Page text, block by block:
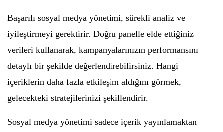
Başarılı sosyal medya yönetimi, sürekli analiz ve
iyileştirmeyi gerektirir. Doğru panelle elde ettiğiniz
verileri kullanarak, kampanyalarınızın performansını
detaylı bir şekilde değerlendirebilirsiniz. Hangi
içeriklerin daha fazla etkileşim aldığını görmek,
gelecekteki stratejilerinizi şekillendirir.
Sosyal medya yönetimi sadece içerik yayınlamaktan